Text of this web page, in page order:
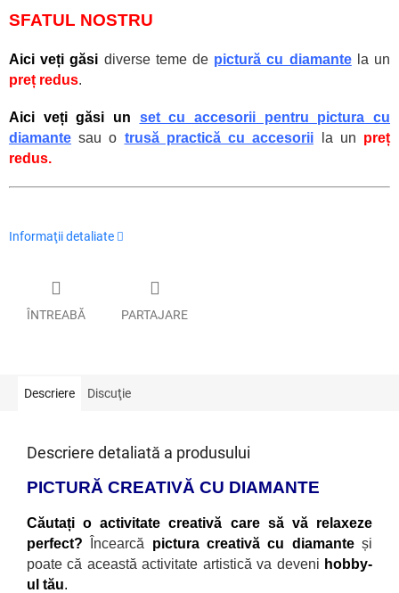
SFATUL NOSTRU
Aici veți găsi diverse teme de pictură cu diamantela un
preț redus.
Aici veți găsi un set cu accesorii pentru pictura cu
diamante sau o trusă practică cu accesorii la un preț
redus.
Informaţii detaliate
ÎNTREABĂ PARTAJARE
Descriere Discuţie
Descriere detaliată a produsului
PICTURĂ CREATIVĂ CU DIAMANTE
Căutați o activitate creativă care să vă relaxeze
perfect?
Încearcă pictura creativă cu diamanteși
poate că această activitate artistică va deveni hobby-
ul tău.